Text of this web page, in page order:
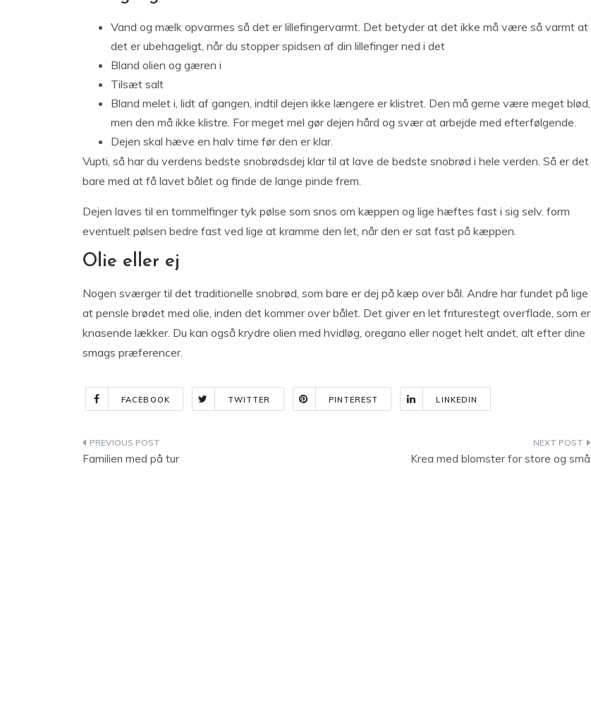
Vand og mælk opvarmes så det er lillefingervarmt. Det betyder at det ikke må være så varmt at
det er ubehageligt, når du stopper spidsen af din lillefinger ned i det
Bland olien og gæren i
Tilsæt salt
Bland melet i, lidt af gangen, indtil dejen ikke længere er klistret. Den må gerne være meget blød,
men den må ikke klistre. For meget mel gør dejen hård og svær at arbejde med efterfølgende.
Dejen skal hæve en halv time før den er klar.
Vupti, så har du verdens bedste snobrødsdej klar til at lave de bedste snobrød i hele verden. Så er det
bare med at få lavet bålet og finde de lange pinde frem.
Dejen laves til en tommelfinger tyk pølse som snos om kæppen og lige hæftes fast i sig selv. form
eventuelt pølsen bedre fast ved lige at kramme den let, når den er sat fast på kæppen.
Olie eller ej
Nogen sværger til det traditionelle snobrød, som bare er dej på kæp over bål. Andre har fundet på lige
at pensle brødet med olie, inden det kommer over bålet. Det giver en let friturestegt overflade, som er
knasende lækker. Du kan også krydre olien med hvidløg, oregano eller noget helt andet, alt efter dine
smags præferencer.
FACEBOOK TWITTER PINTEREST LINKEDIN
Indlægsnavigation
Familien med på tur Krea med blomster for store og små